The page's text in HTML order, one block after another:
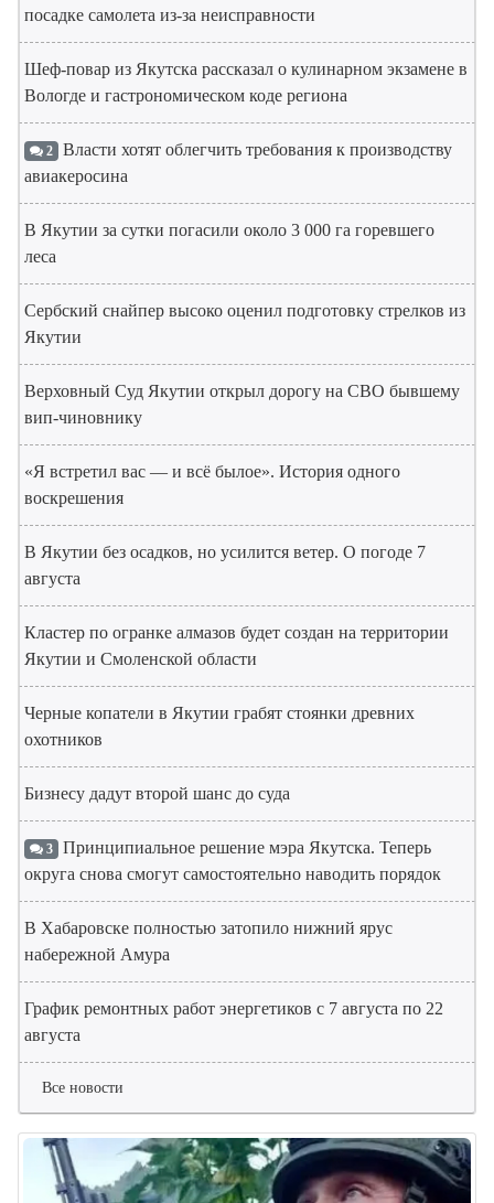
посадке самолета из-за неисправности
Шеф-повар из Якутска рассказал о кулинарном экзамене в
Вологде и гастрономическом коде региона
2 Власти хотят облегчить требования к производству
авиакеросина
В Якутии за сутки погасили около 3 000 га горевшего
леса
Сербский снайпер высоко оценил подготовку стрелков из
Якутии
Верховный Суд Якутии открыл дорогу на СВО бывшему
вип-чиновнику
«Я встретил вас — и всё былое». История одного
воскрешения
В Якутии без осадков, но усилится ветер. О погоде 7
августа
Кластер по огранке алмазов будет создан на территории
Якутии и Смоленской области
Черные копатели в Якутии грабят стоянки древних
охотников
Бизнесу дадут второй шанс до суда
3 Принципиальное решение мэра Якутска. Теперь
округа снова смогут самостоятельно наводить порядок
В Хабаровске полностью затопило нижний ярус
набережной Амура
График ремонтных работ энергетиков с 7 августа по 22
августа
Все новости